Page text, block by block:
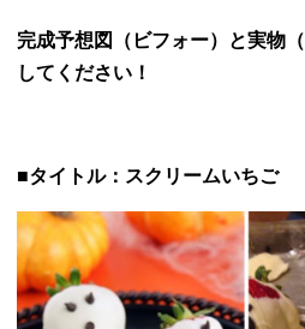
完成予想図（ビフォー）と実物（
してください！
■タイトル：スクリームいちご